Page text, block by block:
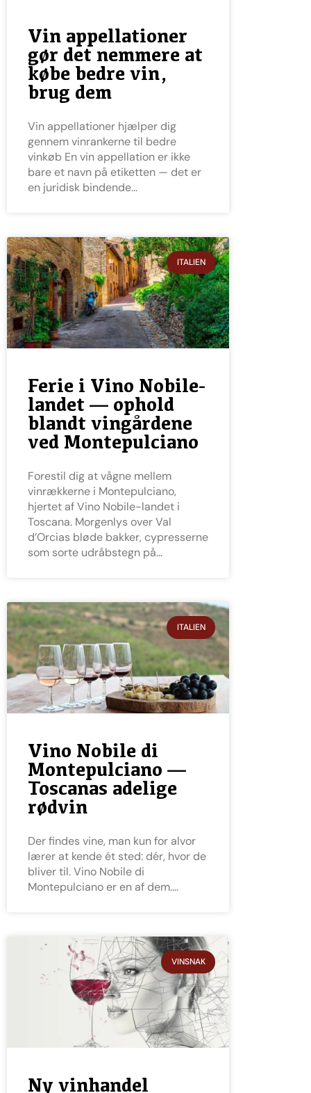
Vin appellationer
gør det nemmere at
købe bedre vin,
brug dem
Vin appellationer hjælper dig
gennem vinrankerne til bedre
vinkøb En vin appellation er ikke
bare et navn på etiketten — det er
en juridisk bindende
ITALIEN
Ferie i Vino Nobile-
landet — ophold
blandt vingårdene
ved Montepulciano
Forestil dig at vågne mellem
vinrækkerne i Montepulciano,
hjertet af Vino Nobile-landet i
Toscana. Morgenlys over Val
d’Orcias bløde bakker, cypresserne
som sorte udråbstegn på
ITALIEN
Vino Nobile di
Montepulciano —
Toscanas adelige
rødvin
Der findes vine, man kun for alvor
lærer at kende ét sted: dér, hvor de
bliver til. Vino Nobile di
Montepulciano er en af dem.
VINSNAK
Ny vinhandel